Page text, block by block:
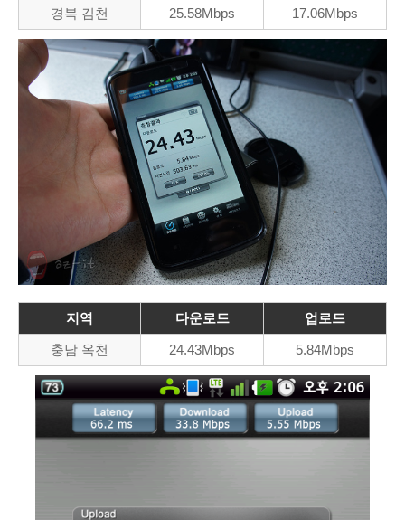
경북 김천 25.58Mbps 17.06Mbps
지역 다운로드 업로드
충남 옥천 24.43Mbps 5.84Mbps